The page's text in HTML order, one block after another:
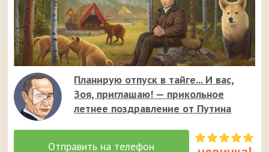
Планирую отпуск в тайге... И вас,
Зоя, приглашаю! — прикольное
летнее поздравление от Путина